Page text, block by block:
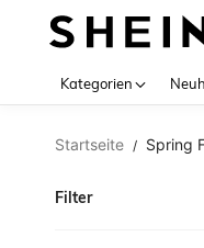
Kategorien
Startseite / Spring
Filter